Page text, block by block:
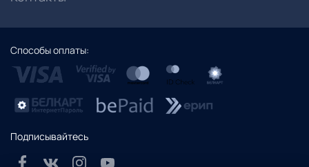
Способы оплаты:
Подписывайтесь